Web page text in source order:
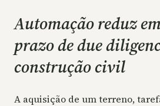
Automação reduz
prazo de due
construção civil
A aquisição de um terreno,